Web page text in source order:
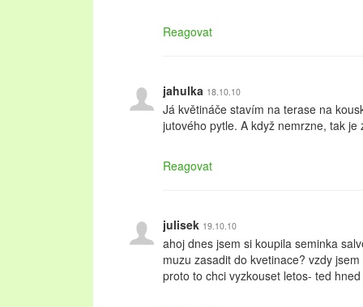
Reagovat
jahulka 18.10.10
Já květináče stavím na terase na
jutového pytle. A když nemrzne, tak je
Reagovat
julisek 19.10.10
ahoj dnes jsem si koupila seminka
muzu zasadit do kvetinace? vzdy
proto to chci vyzkouset letos- ted